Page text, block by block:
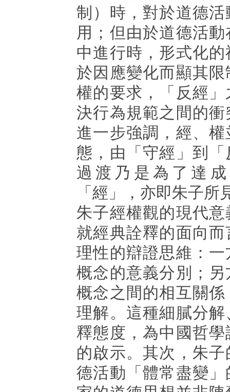
制）時，對於道德
用；但由於道德活
中進行時，形式化
於因應變化而顯其
權的要求，「反經
決行為規範之間的
進一步強調，經、
態，由「守經」到
過渡乃是為了達
「經」，亦即朱子所
朱子經權觀的現代
就經典詮釋的面向
理性的辯證思維：
概念的意義分別；
概念之間的相互關
理解。這種細膩分
釋態度，為中國哲
的啟示。其次，朱
德活動「體常盡變